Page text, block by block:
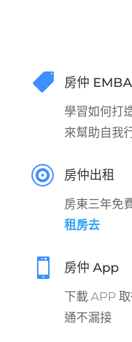
 房仲 EMBA
學習如何打
來幫助自我
 房仲出租
房東三年免
租房去
 房仲 App
下載 APP
通不漏接